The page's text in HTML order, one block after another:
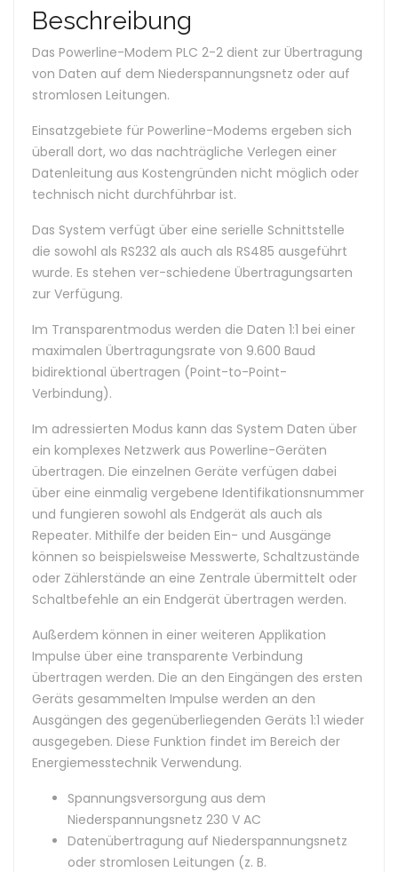
Beschreibung
Das Powerline-Modem PLC 2-2 dient zur Übertragung
von Daten auf dem Niederspannungsnetz oder auf
stromlosen Leitungen.
Einsatzgebiete für Powerline-Modems ergeben sich
überall dort, wo das nachträgliche Verlegen einer
Datenleitung aus Kostengründen nicht möglich oder
technisch nicht durchführbar ist.
Das System verfügt über eine serielle Schnittstelle
die sowohl als RS232 als auch als RS485 ausgeführt
wurde. Es stehen ver-schiedene Übertragungsarten
zur Verfügung.
Im Transparentmodus werden die Daten 1:1 bei einer
maximalen Übertragungsrate von 9.600 Baud
bidirektional übertragen (Point-to-Point-
Verbindung).
Im adressierten Modus kann das System Daten über
ein komplexes Netzwerk aus Powerline-Geräten
übertragen. Die einzelnen Geräte verfügen dabei
über eine einmalig vergebene Identifikationsnummer
und fungieren sowohl als Endgerät als auch als
Repeater. Mithilfe der beiden Ein- und Ausgänge
können so beispielsweise Messwerte, Schaltzustände
oder Zählerstände an eine Zentrale übermittelt oder
Schaltbefehle an ein Endgerät übertragen werden.
Außerdem können in einer weiteren Applikation
Impulse über eine transparente Verbindung
übertragen werden. Die an den Eingängen des ersten
Geräts gesammelten Impulse werden an den
Ausgängen des gegenüberliegenden Geräts 1:1 wieder
ausgegeben. Diese Funktion findet im Bereich der
Energiemesstechnik Verwendung.
Spannungsversorgung aus dem
Niederspannungsnetz 230 V AC
Datenübertragung auf Niederspannungsnetz
oder stromlosen Leitungen (z. B.